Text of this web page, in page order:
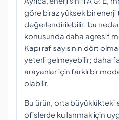
göre biraz yüksek bir enerji
değerlendirilebilir; bu
konusunda daha agresif
Kapı raf sayısının dört
yeterli gelmeyebilir; daha
arayanlar için farklı bir
olabilir.
Bu ürün, orta büyüklükteki
ofislerde kullanmak için